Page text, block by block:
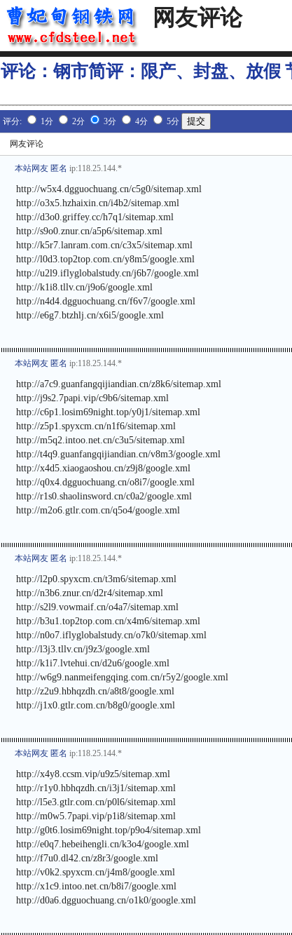
网友评论
评论：钢市简评：限产、封盘、放假
评分: 1分 2分 3分 4分 5分
网友评论
本站网友 匿名 ip:118.25.144.*
http://w5x4.dgguochuang.cn/c5g0/sitemap.xml
http://o3x5.hzhaixin.cn/i4b2/sitemap.xml
http://d3o0.griffey.cc/h7q1/sitemap.xml
http://s9o0.znur.cn/a5p6/sitemap.xml
http://k5r7.lanram.com.cn/c3x5/sitemap.xml
http://l0d3.top2top.com.cn/y8m5/google.xml
http://u2l9.iflyglobalstudy.cn/j6b7/google.xml
http://k1i8.tllv.cn/j9o6/google.xml
http://n4d4.dgguochuang.cn/f6v7/google.xml
http://e6g7.btzhlj.cn/x6i5/google.xml
本站网友 匿名 ip:118.25.144.*
http://a7c9.guanfangqijiandian.cn/z8k6/sitemap.xml
http://j9s2.7papi.vip/c9b6/sitemap.xml
http://c6p1.losim69night.top/y0j1/sitemap.xml
http://z5p1.spyxcm.cn/n1f6/sitemap.xml
http://m5q2.intoo.net.cn/c3u5/sitemap.xml
http://t4q9.guanfangqijiandian.cn/v8m3/google.xml
http://x4d5.xiaogaoshou.cn/z9j8/google.xml
http://q0x4.dgguochuang.cn/o8i7/google.xml
http://r1s0.shaolinsword.cn/c0a2/google.xml
http://m2o6.gtlr.com.cn/q5o4/google.xml
本站网友 匿名 ip:118.25.144.*
http://l2p0.spyxcm.cn/t3m6/sitemap.xml
http://n3b6.znur.cn/d2r4/sitemap.xml
http://s2l9.vowmaif.cn/o4a7/sitemap.xml
http://b3u1.top2top.com.cn/x4m6/sitemap.xml
http://n0o7.iflyglobalstudy.cn/o7k0/sitemap.xml
http://l3j3.tllv.cn/j9z3/google.xml
http://k1i7.lvtehui.cn/d2u6/google.xml
http://w6g9.nanmeifengqing.com.cn/r5y2/google.xml
http://z2u9.hbhqzdh.cn/a8t8/google.xml
http://j1x0.gtlr.com.cn/b8g0/google.xml
本站网友 匿名 ip:118.25.144.*
http://x4y8.ccsm.vip/u9z5/sitemap.xml
http://r1y0.hbhqzdh.cn/i3j1/sitemap.xml
http://l5e3.gtlr.com.cn/p0l6/sitemap.xml
http://m0w5.7papi.vip/p1i8/sitemap.xml
http://g0t6.losim69night.top/p9o4/sitemap.xml
http://e0q7.hebeihengli.cn/k3o4/google.xml
http://f7u0.dl42.cn/z8r3/google.xml
http://v0k2.spyxcm.cn/j4m8/google.xml
http://x1c9.intoo.net.cn/b8i7/google.xml
http://d0a6.dgguochuang.cn/o1k0/google.xml